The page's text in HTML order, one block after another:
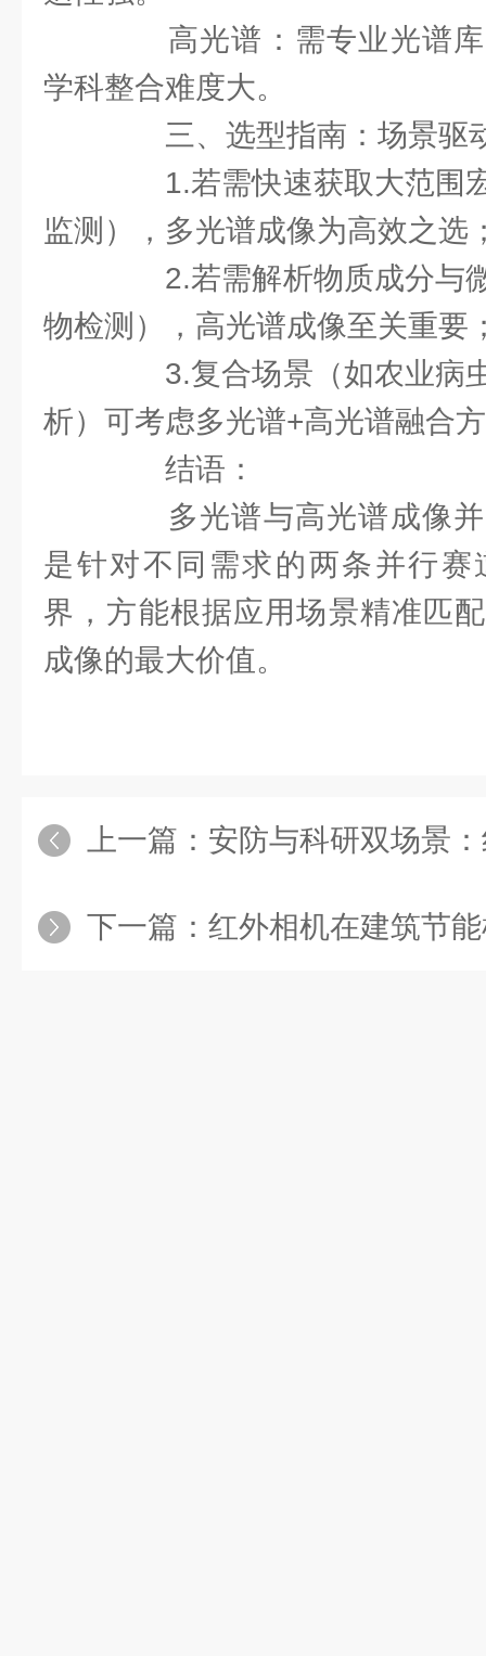
高光谱：需专业光谱库
学科整合难度大。
三、选型指南：场景驱
1.若需快速获取大范围
监测），多光谱成像为高效之选
2.若需解析物质成分与
物检测），高光谱成像至关重要
3.复合场景（如农业病
析）可考虑多光谱+高光谱融合
结语：
多光谱与高光谱成像并
是针对不同需求的两条并行
界，方能根据应用场景精准匹
成像的最大价值。
上一篇： 安防与科研双场景：红外相
下一篇： 红外相机在建筑节能